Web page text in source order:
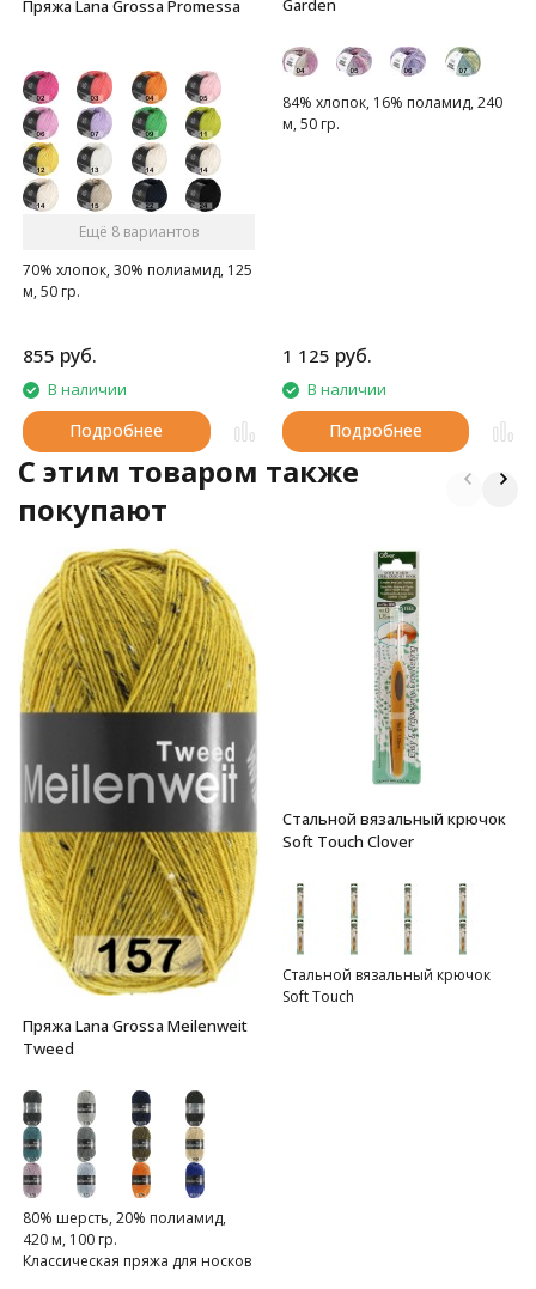
Пряжа Lana Grossa Promessa
Ещё 8 вариантов
70% хлопок, 30% полиамид, 125
м, 50 гр.
855 руб.
В наличии
Подробнее
Garden
84% хлопок, 16% поламид, 240
м, 50 гр.
1 125 руб.
В наличии
Подробнее
C этим товаром также
покупают
Пряжа Lana Grossa Meilenweit
Tweed
80% шерсть, 20% полиамид,
420 м, 100 гр.
Классическая пряжа для носков
Стальной вязальный крючок
Soft Touch Clover
Стальной вязальный крючок
Soft Touch